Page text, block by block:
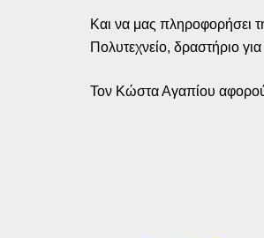
Και να μας πληροφορήσει
Πολυτεχνείο, δραστήριο
Τον Κώστα Αγαπίου